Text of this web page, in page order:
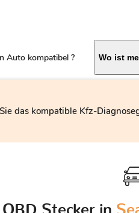
Auto kompatibel ? Wo ist
das kompatible Kfz-